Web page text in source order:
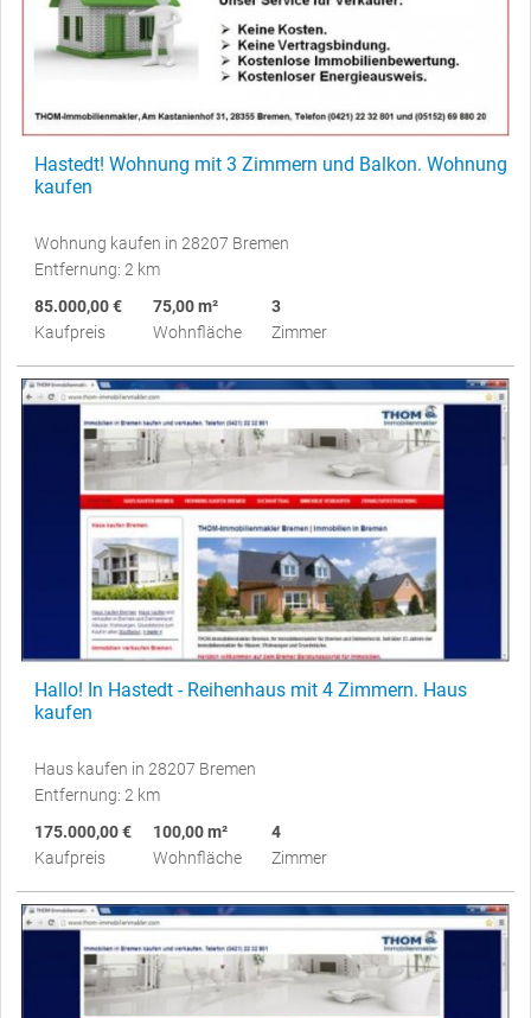
Hastedt! Wohnung mit 3 Zimmern und Balkon. Wohnung
kaufen
Wohnung kaufen in 28207 Bremen
Entfernung: 2 km
85.000,00 €
Kaufpreis
75,00 m²
Wohnfläche
3
Zimmer
Hallo! In Hastedt - Reihenhaus mit 4 Zimmern. Haus
kaufen
Haus kaufen in 28207 Bremen
Entfernung: 2 km
175.000,00 €
Kaufpreis
100,00 m²
Wohnfläche
4
Zimmer